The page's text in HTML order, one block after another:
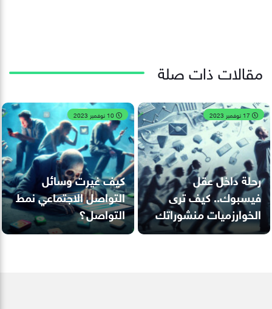
مقالات ذات صلة
رحلة داخل عقل
فيسبوك.. كيف ترى
الخوارزميات منشوراتك
كيف غيرت وسائل
التواصل الاجتماعي نمط
التواصل؟